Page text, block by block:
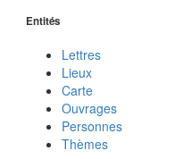
Entités
Lettres
Lieux
Carte
Ouvrages
Personnes
Thèmes